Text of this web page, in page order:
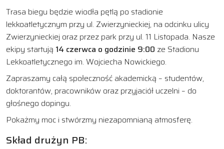
Trasa biegu będzie wiodła pętlą po stadionie
lekkoatletycznym przy ul. Zwierzynieckiej, na odcinku ulicy
Zwierzynieckiej oraz przez park przy ul. 11 Listopada. Nasze
ekipy startują 14 czerwca o godzinie 9:00 ze Stadionu
Lekkoatletycznego im. Wojciecha Nowickiego.
Zapraszamy całą społeczność akademicką – studentów,
doktorantów, pracowników oraz przyjaciół uczelni – do
głośnego dopingu.
Pokażmy moc i stwórzmy niezapomnianą atmosferę.
Skład drużyn PB: